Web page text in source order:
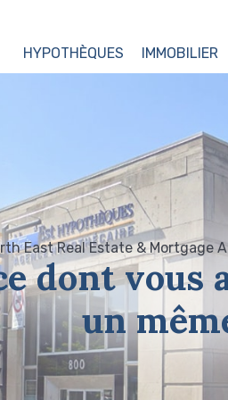
HYPOTHÈQUES
IMMOBILIER
dont vous
un